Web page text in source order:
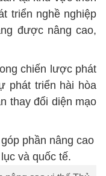
triển nghề nghiệp
được nâng cao,
chiến lược phát
phát triển hài hòa
thay đổi diện mạo